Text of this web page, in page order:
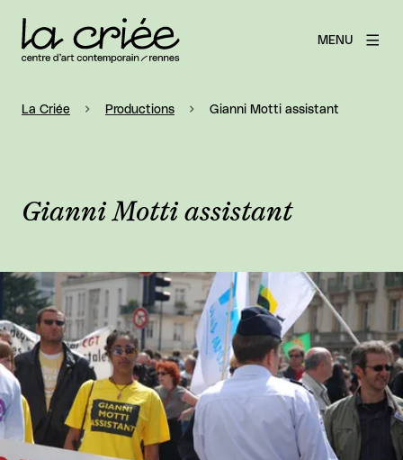
MENU
La Criée Productions Gianni Motti assistant
Gianni Motti assistant
Agrandir